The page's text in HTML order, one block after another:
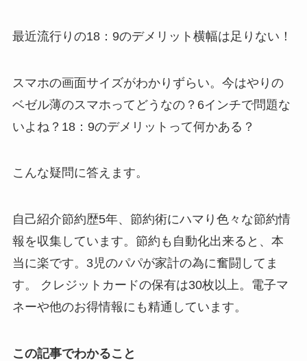
最近流行りの18：9のデメリット横幅は足りない！
スマホの画面サイズがわかりずらい。今はやりの
ベゼル薄のスマホってどうなの？6インチで問題な
いよね？18：9のデメリットって何かある？
こんな疑問に答えます。
自己紹介節約歴5年、節約術にハマり色々な節約情
報を収集しています。節約も自動化出来ると、本
当に楽です。3児のパパが家計の為に奮闘してま
す。 クレジットカードの保有は30枚以上。電子マ
ネーや他のお得情報にも精通しています。
この記事でわかること